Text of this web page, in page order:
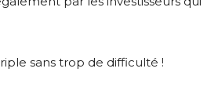
sans trop de difficulté !